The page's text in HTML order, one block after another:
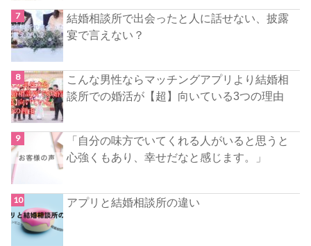
結婚相談所で出会ったと人に話せない、披露
宴で言えない？
こんな男性ならマッチングアプリより結婚相
談所での婚活が【超】向いている3つの理由
「自分の味方でいてくれる人がいると思うと
心強くもあり、幸せだなと感じます。」
アプリと結婚相談所の違い